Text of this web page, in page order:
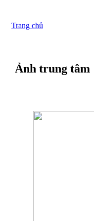
Trang chủ
Ảnh trung tâm